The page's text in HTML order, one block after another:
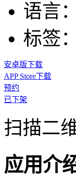
语言：
标签：
安卓版下载
APP Store下载
预约
已下架
扫描二
应用介